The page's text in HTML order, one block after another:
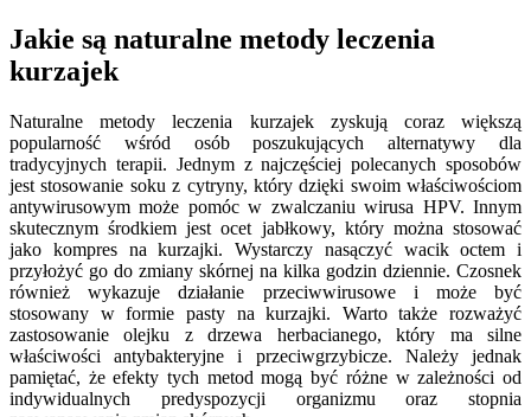
Jakie są naturalne metody leczenia
kurzajek
Naturalne metody leczenia kurzajek zyskują coraz większą
popularność wśród osób poszukujących alternatywy dla
tradycyjnych terapii. Jednym z najczęściej polecanych sposobów
jest stosowanie soku z cytryny, który dzięki swoim właściwościom
antywirusowym może pomóc w zwalczaniu wirusa HPV. Innym
skutecznym środkiem jest ocet jabłkowy, który można stosować
jako kompres na kurzajki. Wystarczy nasączyć wacik octem i
przyłożyć go do zmiany skórnej na kilka godzin dziennie. Czosnek
również wykazuje działanie przeciwwirusowe i może być
stosowany w formie pasty na kurzajki. Warto także rozważyć
zastosowanie olejku z drzewa herbacianego, który ma silne
właściwości antybakteryjne i przeciwgrzybicze. Należy jednak
pamiętać, że efekty tych metod mogą być różne w zależności od
indywidualnych predyspozycji organizmu oraz stopnia